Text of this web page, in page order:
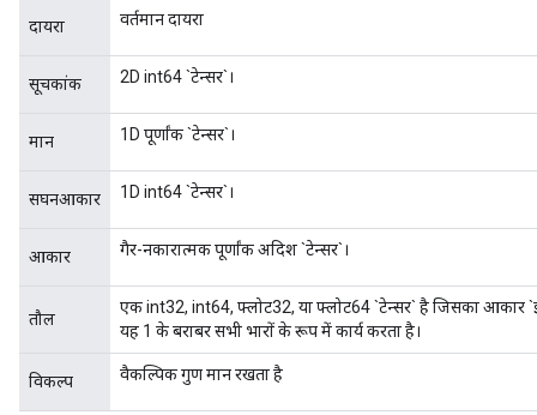
दायरा वर्तमान दायरा
सूचकांक 2D int64 `टेन्सर`।
मान 1D पूर्णांक `टेन्सर`।
सघनआकार 1D int64 `टेन्सर`।
आकार गैर-नकारात्मक पूर्णांक अदिश `टेन्सर`।
तौल
एक int32, int64, फ्लोट32, या फ्लोट64 `टेन्सर` है जिसका आकार
यह 1 के बराबर सभी भारों के रूप में कार्य करता है।
विकल्प वैकल्पिक गुण मान रखता है